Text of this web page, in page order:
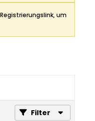
um
Filter